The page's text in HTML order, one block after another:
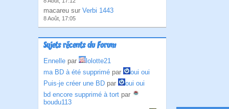
macareu sur Verbi 1443
8 Août, 17:05
Sujets récents du Forum
Ennelle par
lolotte21
ma BD à été supprimé par
oui oui
Puis-je créer une BD par
oui oui
bd encore supprimé à tort par
boudu113